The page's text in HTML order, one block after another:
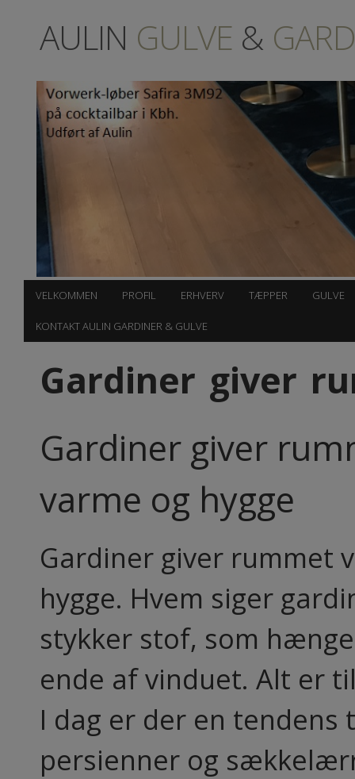
AULIN GULVE &
VELKOMMEN PROFIL ERHVERV TÆPPER GULVE
KONTAKT AULIN GARDINER & GULVE
Gardiner giver
Gardiner giver
varme og hygge
Gardiner giver rummet
hygge. Hvem siger
stykker stof, som
ende af vinduet. Alt er
I dag er der en
persienner og